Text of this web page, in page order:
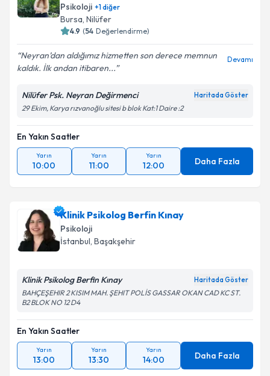
Psikoloji +1diğer
Bursa, Nilüfer
4.9 (54 Değerlendirme)
Neyran’dan aldığımız hizmetten son derece memnun
kaldık. İlk andan itibaren...
Devamı
Nilüfer Psk. Neyran Değirmenci Haritada Göster
29 Ekim, Karya rızvanoğlu sitesi b blok Kat:1 Daire :2
En Yakın Saatler
Yarın
10:00
Yarın
11:00
Yarın
12:00 Daha Fazla
Klinik Psikolog Berfin Kınay
Psikoloji
İstanbul, Başakşehir
Klinik Psikolog Berfin Kınay Haritada Göster
BAHÇEŞEHIR 2 KISIM MAH. ŞEHIT POLİS GASSAR OKAN CAD KC ST.
B2 BLOK NO 12 D4
En Yakın Saatler
Yarın
13:00
Yarın
13:30
Yarın
14:00 Daha Fazla